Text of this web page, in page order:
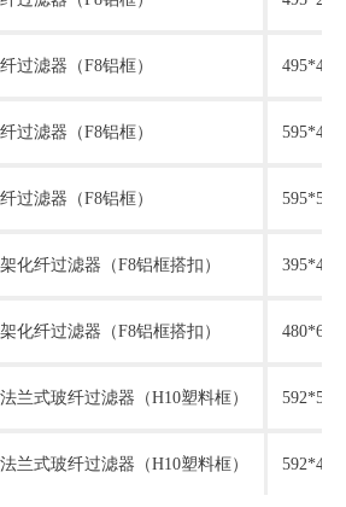
过滤器（F8铝框）
过滤器（F8铝框）
过滤器（F8铝框）
化纤过滤器（F8铝框搭扣）
化纤过滤器（F8铝框搭扣）
兰式玻纤过滤器（H10塑料框）
兰式玻纤过滤器（H10塑料框）